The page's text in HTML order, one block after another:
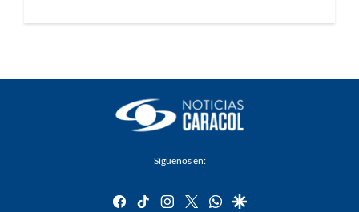
Síguenos en:
facebook
tiktok instagram
twitterwhatsapp
google